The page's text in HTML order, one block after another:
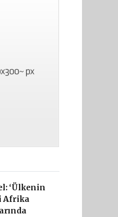
‘Ülkenin
Afrika